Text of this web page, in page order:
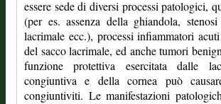
essere sede di diversi processi patologici,
(per es. assenza della ghiandola,
lacrimale ecc.), processi infiammatori
del sacco lacrimale, ed anche tumori
funzione protettiva esercitata dalle
congiuntiva e della cornea può
congiuntiviti. Le manifestazioni